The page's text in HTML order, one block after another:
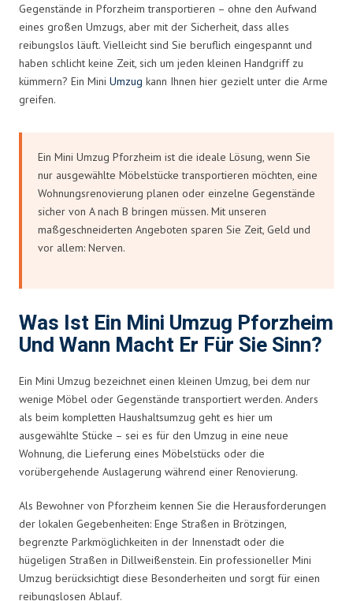
Gegenstände in Pforzheim transportieren – ohne den Aufwand
eines großen Umzugs, aber mit der Sicherheit, dass alles
reibungslos läuft. Vielleicht sind Sie beruflich eingespannt und
haben schlicht keine Zeit, sich um jeden kleinen Handgriff zu
kümmern? Ein Mini Umzug kann Ihnen hier gezielt unter die Arme
greifen.
Ein Mini Umzug Pforzheim ist die ideale Lösung, wenn Sie
nur ausgewählte Möbelstücke transportieren möchten, eine
Wohnungsrenovierung planen oder einzelne Gegenstände
sicher von A nach B bringen müssen. Mit unseren
maßgeschneiderten Angeboten sparen Sie Zeit, Geld und
vor allem: Nerven.
Was Ist Ein Mini Umzug Pforzheim
Und Wann Macht Er Für Sie Sinn?
Ein Mini Umzug bezeichnet einen kleinen Umzug, bei dem nur
wenige Möbel oder Gegenstände transportiert werden. Anders
als beim kompletten Haushaltsumzug geht es hier um
ausgewählte Stücke – sei es für den Umzug in eine neue
Wohnung, die Lieferung eines Möbelstücks oder die
vorübergehende Auslagerung während einer Renovierung.
Als Bewohner von Pforzheim kennen Sie die Herausforderungen
der lokalen Gegebenheiten: Enge Straßen in Brötzingen,
begrenzte Parkmöglichkeiten in der Innenstadt oder die
hügeligen Straßen in Dillweißenstein. Ein professioneller Mini
Umzug berücksichtigt diese Besonderheiten und sorgt für einen
reibungslosen Ablauf.